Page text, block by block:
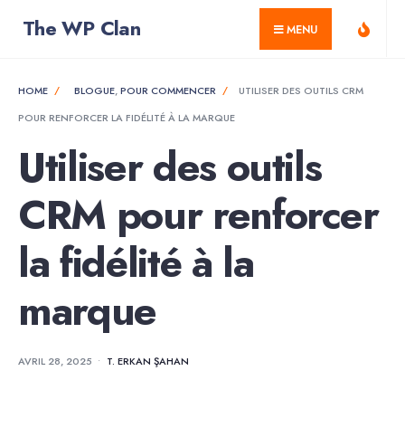
The WP Clan MENU
HOME BLOGUE,POUR COMMENCER
UTILISER DES OUTILS CRM
POUR RENFORCER LA FIDÉLITÉ À LA MARQUE
Utiliser des outils
CRM pour renforcer
la fidélité à la
marque
AVRIL 28, 2025 • T. ERKAN ŞAHAN